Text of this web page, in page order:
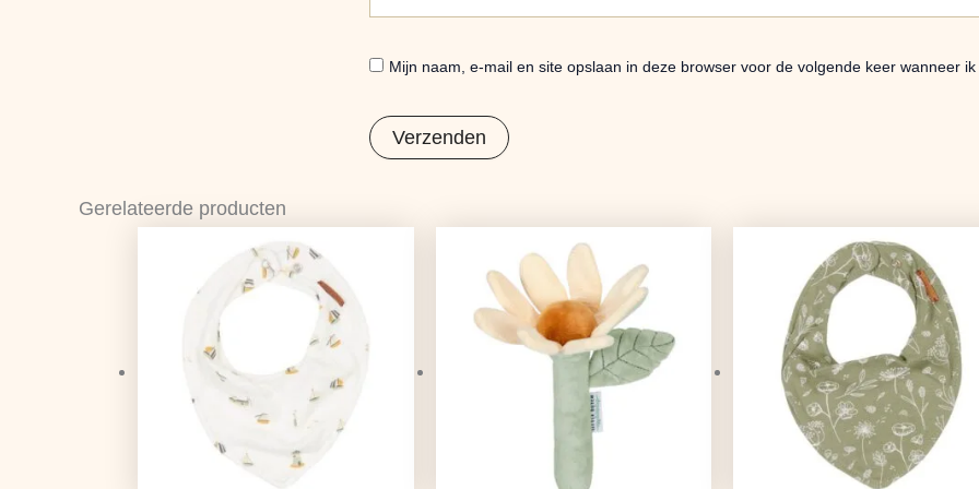
Mijn naam, e-mail en site opslaan in deze browser voor de volgende keer wanneer
Gerelateerde producten
prijs
is:
was:
€7,95.
prijs
is:
€6,28.
Oorspronkelijke
was:
€8,95.
Huidige
prijs
is:
€7,07.